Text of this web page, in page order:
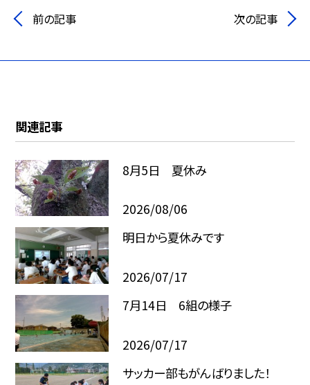
前の記事 次の記事
関連記事
8月5日 夏休み
2026/08/06
明日から夏休みです
2026/07/17
7月14日 6組の様子
2026/07/17
サッカー部もがんばりました！